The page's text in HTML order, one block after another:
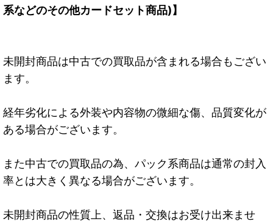
系などのその他カードセット商品)】
未開封商品は中古での買取品が含まれる場合もござい
ます。
経年劣化による外装や内容物の微細な傷、品質変化が
ある場合がございます。
また中古での買取品の為、パック系商品は通常の封入
率とは大きく異なる場合がございます。
未開封商品の性質上、返品・交換はお受け出来ませ